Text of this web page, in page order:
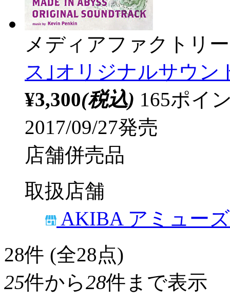
メディアファクトリー
ス｣オリジナルサウン
¥3,300(税込) 165ポイ
2017/09/27発売
店舗併売品
取扱店舗
AKIBA アミュー
28件 (全28点)
25件から28件まで表示